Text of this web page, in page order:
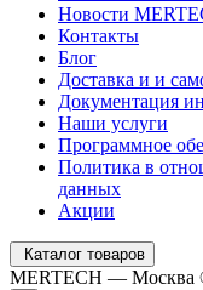
Новости
Контакты
Блог
Доставка и и
Документация
Наши услуги
Программное
Политика в
данных
Акции
Каталог товаров
MERTECH — Москва